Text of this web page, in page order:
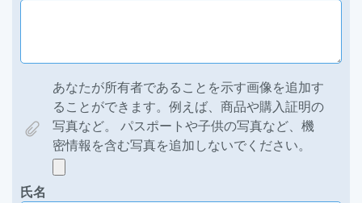
あなたが所有者であることを示す画像を追加す
ることができます。例えば、商品や購入証明の
写真など。 パスポートや子供の写真など、機
密情報を含む写真を追加しないでください。
氏名